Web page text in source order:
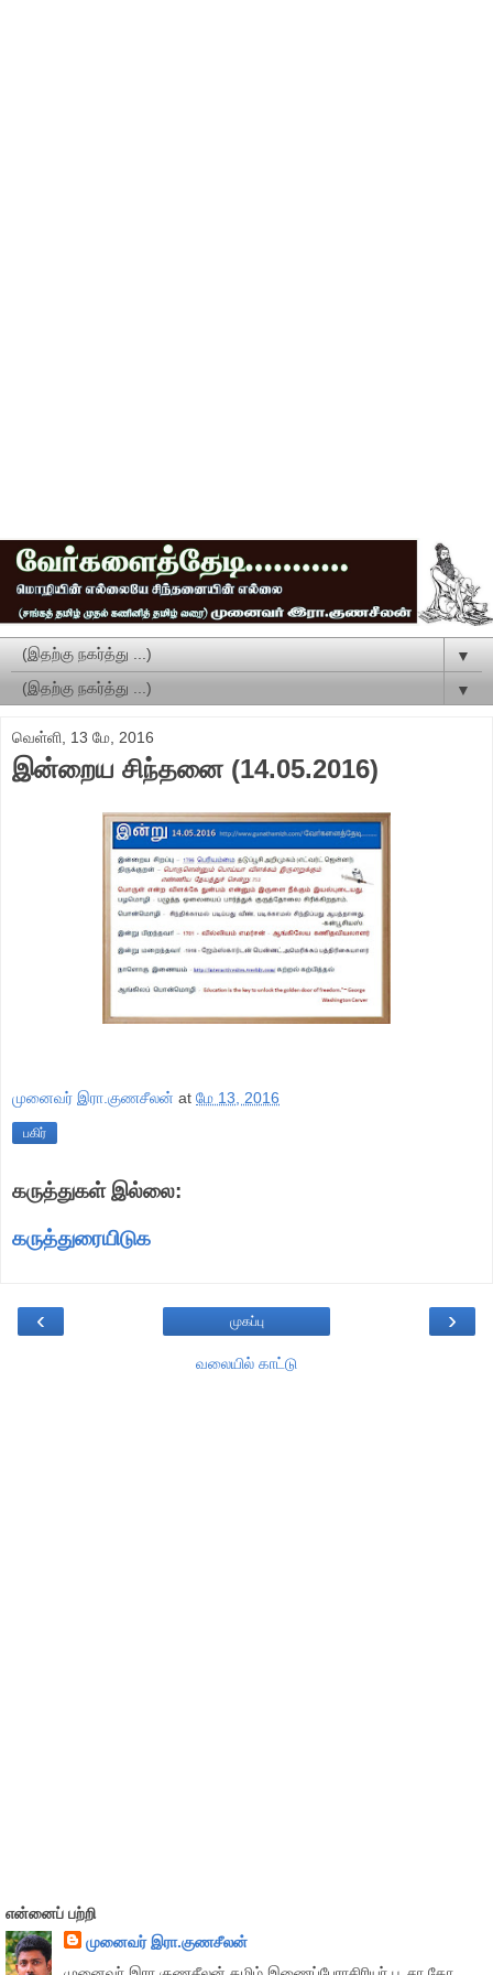
▼
▼
வெள்ளி, 13 மே, 2016
இன்றைய சிந்தனை (14.05.2016)
முனைவர் இரா.குணசீலன் at மே 13, 2016
பகிர்
கருத்துகள் இல்லை:
கருத்துரையிடுக
‹ ›
முகப்பு
வலையில் காட்டு
என்னைப் பற்றி
முனைவர் இரா.குணசீலன்